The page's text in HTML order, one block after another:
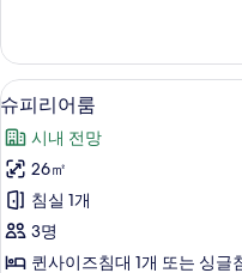
두
보
기
리
플
룸
자
세
히
보
기
슈
피
리
어
룸
사
6
슈피리어룸
시내 전망
26㎡
침실 1개
3명
퀸사이즈침대 1개 또는 싱글